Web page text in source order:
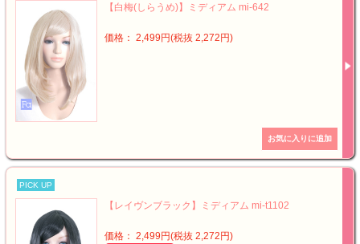
【白梅(しらうめ)】ミディアム mi-642
価格： 2,499円(税抜 2,272円)
PICK UP
【レイヴンブラック】ミディアム mi-t1102
価格： 2,499円(税抜 2,272円)